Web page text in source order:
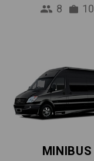
8 10
MINIBUS